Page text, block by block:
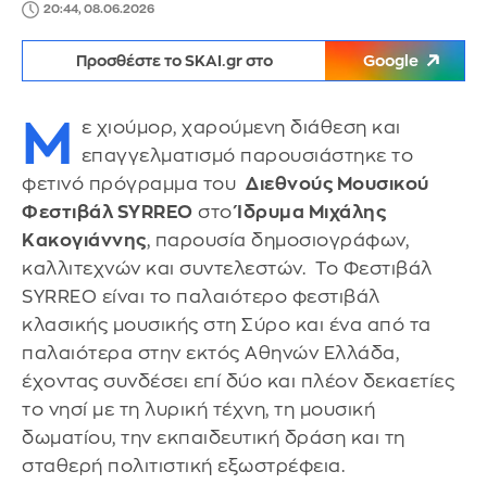
20:44, 08.06.2026
Προσθέστε το SKAI.gr στο Google
Μ
ε χιούμορ, χαρούμενη διάθεση και
επαγγελματισμό παρουσιάστηκε το
φετινό πρόγραμμα του Διεθνούς Μουσικού
Φεστιβάλ SYRREO στο Ίδρυμα Μιχάλης
Κακογιάννης, παρουσία δημοσιογράφων,
καλλιτεχνών και συντελεστών. Το Φεστιβάλ
SYRREO είναι το παλαιότερο φεστιβάλ
κλασικής μουσικής στη Σύρο και ένα από τα
παλαιότερα στην εκτός Αθηνών Ελλάδα,
έχοντας συνδέσει επί δύο και πλέον δεκαετίες
το νησί με τη λυρική τέχνη, τη μουσική
δωματίου, την εκπαιδευτική δράση και τη
σταθερή πολιτιστική εξωστρέφεια.